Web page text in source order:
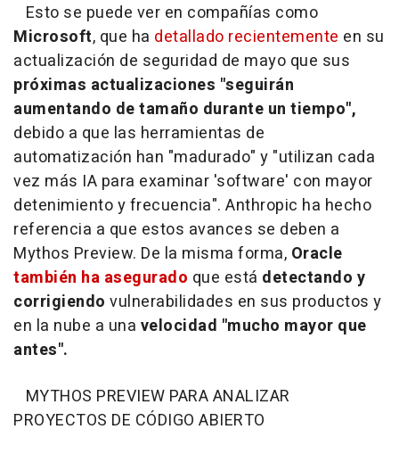
Esto se puede ver en compañías como
Microsoft, que ha detallado recientemente en su
actualización de seguridad de mayo que sus
próximas actualizaciones "seguirán
aumentando de tamaño durante un tiempo",
debido a que las herramientas de
automatización han "madurado" y "utilizan cada
vez más IA para examinar 'software' con mayor
detenimiento y frecuencia". Anthropic ha hecho
referencia a que estos avances se deben a
Mythos Preview. De la misma forma, Oracle
también ha asegurado que está detectando y
corrigiendo vulnerabilidades en sus productos y
en la nube a una velocidad "mucho mayor que
antes".
MYTHOS PREVIEW PARA ANALIZAR
PROYECTOS DE CÓDIGO ABIERTO